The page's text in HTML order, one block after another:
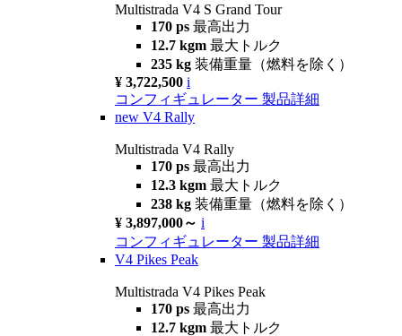
Multistrada V4 S Grand Tour
170 ps 最高出力
12.7 kgm 最大トルク
235 kg 装備重量（燃料を除く）
¥ 3,722,500 i
コンフィギュレーター 製品詳細
new V4 Rally
Multistrada V4 Rally
170 ps 最高出力
12.3 kgm 最大トルク
238 kg 装備重量（燃料を除く）
¥ 3,897,000～ i
コンフィギュレーター 製品詳細
V4 Pikes Peak
Multistrada V4 Pikes Peak
170 ps 最高出力
12.7 kgm 最大トルク